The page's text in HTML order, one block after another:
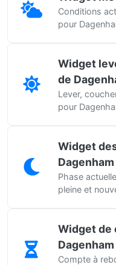
Conditions
pour
Widget
de
Lever,
pour
Widget
Dagenham
Phase
pleine et
Widget de
Dagenham
Compte à